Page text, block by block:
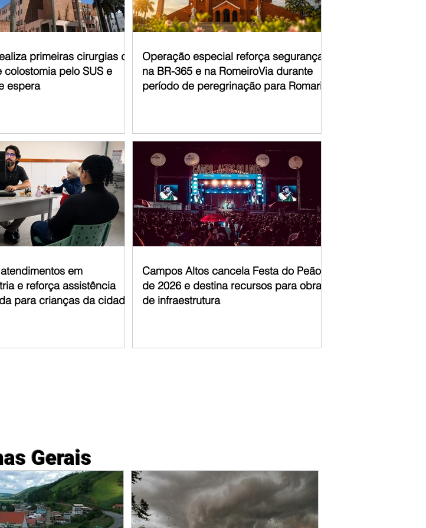
primeiras cirurgias de
colostomia pelo SUS e
espera
Operação especial reforça segurança
na BR-365 e na RomeiroVia durante
período de peregrinação para Romaria
em
e reforça assistência
para crianças da cidade
Campos Altos cancela Festa do Peão
de 2026 e destina recursos para obras
de infraestrutura
Gerais